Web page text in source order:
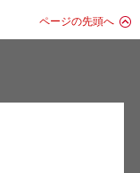
ページの先頭へ